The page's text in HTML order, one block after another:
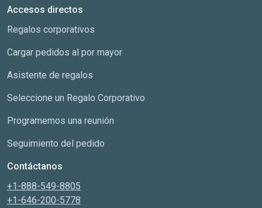
Accesos directos
Regalos corporativos
Cargar pedidos al por mayor
Asistente de regalos
Seleccione un Regalo Corporativo
Programemos una reunión
Seguimiento del pedido
Contáctanos
+1-888-549-8805
+1-646-200-5778